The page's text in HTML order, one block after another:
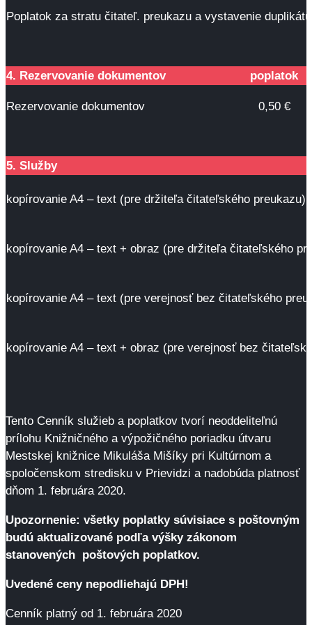
Poplatok za stratu čitateľ. preukazu a vystavenie duplikátu
4. Rezervovanie dokumentov poplatok
Rezervovanie dokumentov 0,50 €
5. Služby
kopírovanie A4 – text (pre držiteľa čitateľského preukazu)
kopírovanie A4 – text + obraz (pre držiteľa čitateľského
kopírovanie A4 – text (pre verejnosť bez čitateľského
kopírovanie A4 – text + obraz (pre verejnosť bez
Tento Cenník služieb a poplatkov tvorí neoddeliteľnú
prílohu Knižničného a výpožičného poriadku útvaru
Mestskej knižnice Mikuláša Mišíky pri Kultúrnom a
spoločenskom stredisku v Prievidzi a nadobúda platnosť
dňom 1. februára 2020.
Upozornenie: všetky poplatky súvisiace s poštovným
budú aktualizované podľa výšky zákonom
stanovených poštových poplatkov.
Uvedené ceny nepodliehajú DPH!
Cenník platný od 1. februára 2020